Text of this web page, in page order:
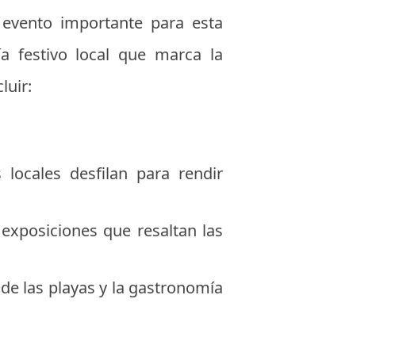
importante para esta
festivo local que marca la
locales desfilan para rendir
que resaltan las
las playas y la gastronomía